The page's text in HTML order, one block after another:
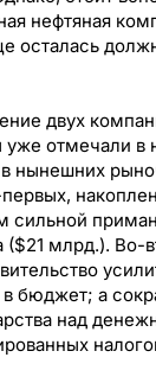
нефтяная
осталась
двух
уже отмечали в
нынешних
сильной
млрд.). Во-
в бюджет; а
над